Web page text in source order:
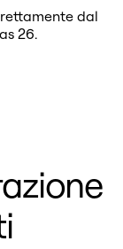
dal
26.